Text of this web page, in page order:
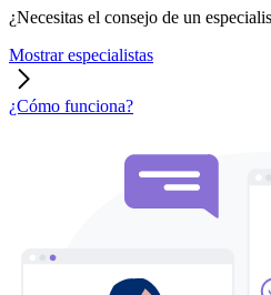
¿Necesitas el consejo de un
Mostrar especialistas
¿Cómo funciona?